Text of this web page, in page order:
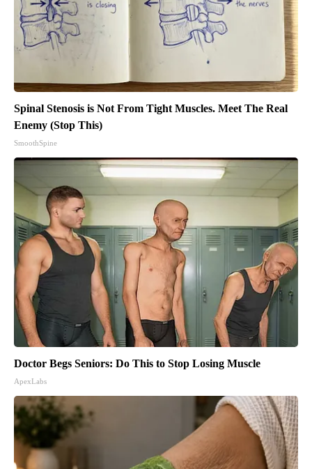
Spinal Stenosis is Not From Tight Muscles. Meet The Real
Enemy (Stop This)
SmoothSpine
Doctor Begs Seniors: Do This to Stop Losing Muscle
ApexLabs